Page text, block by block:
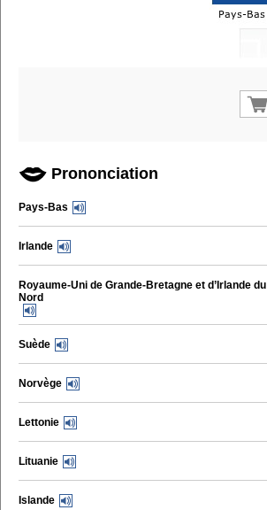
Prononciation
Pays-Bas
Irlande
Royaume-Uni de Grande-Bretagne et d’Irlande du
Nord
Suède
Norvège
Lettonie
Lituanie
Islande